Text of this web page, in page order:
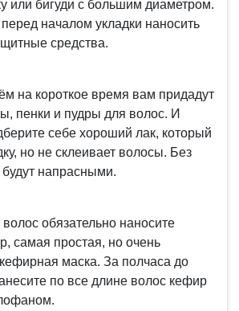
или бигуди с большим диаметром.
началом укладки наносить
средства.
на короткое время вам придадут
пенки и пудры для волос. И
себе хороший лак, который
но не склеивает волосы. Без
будут напрасными.
обязательно наносите
самая простая, но очень
маска. За полчаса до
по все длине волос кефир